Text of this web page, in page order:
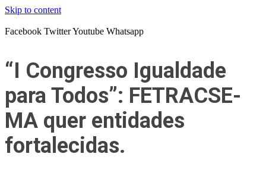
Skip to content
Facebook TwitterYoutube Whatsapp
“I Congresso Igualdade
para Todos”: FETRACSE-
MA quer entidades
fortalecidas.